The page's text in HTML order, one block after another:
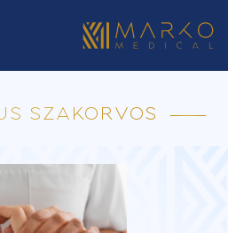
SZAKORVOS